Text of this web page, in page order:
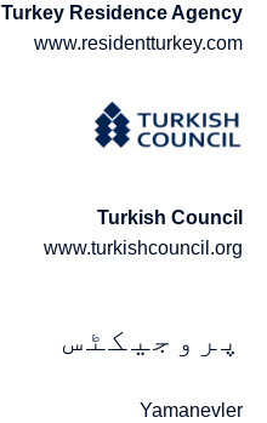
Turkey Residence Agency
www.residentturkey.com
Turkish Council
www.turkishcouncil.org
پروجیکٹس
Yamanevler